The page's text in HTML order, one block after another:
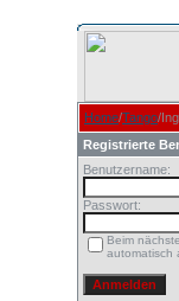
Home/Tango/
Registrierte
Benutzername:
Passwort:
Beim
automatisch